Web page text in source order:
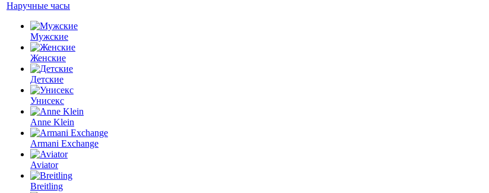
Наручные часы
Мужские
Женские
Детские
Унисекс
Anne Klein
Armani Exchange
Aviator
Breitling